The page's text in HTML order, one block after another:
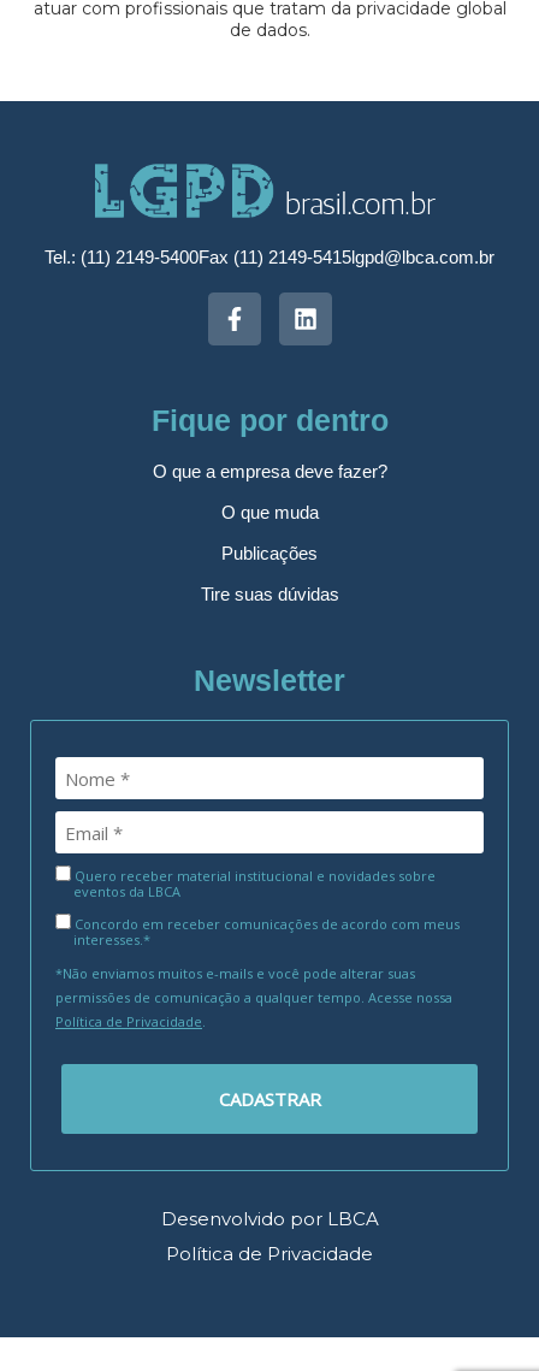
atuar com profissionais que tratam da privacidade global
de dados.
Tel.: (11) 2149-5400Fax (11) 2149-5415lgpd@lbca.com.br
Fique por dentro
O que a empresa deve fazer?
O que muda
Publicações
Tire suas dúvidas
Newsletter
Quero receber material institucional e novidades sobre
eventos da LBCA
Concordo em receber comunicações de acordo com meus
interesses.*
*Não enviamos muitos e-mails e você pode alterar suas
permissões de comunicação a qualquer tempo. Acesse nossa
Política de Privacidade.
CADASTRAR
Desenvolvido por LBCA
Política de Privacidade